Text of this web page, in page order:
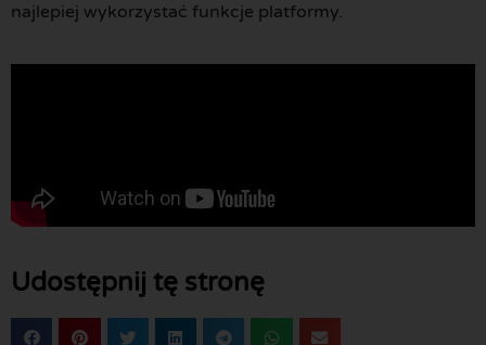
najlepiej wykorzystać funkcje platformy.
Udostępnij tę stronę